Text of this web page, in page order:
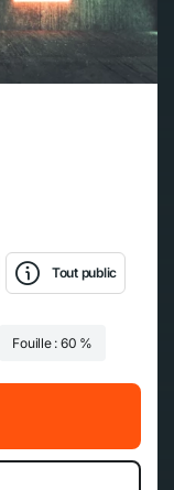
Tout public
Fouille : 60 %